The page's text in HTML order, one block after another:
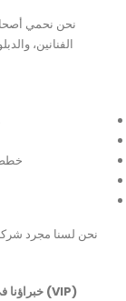
نحن نحمي
الفنانين،
خطط
نحن لسنا مجرد
خبراؤنا في الحماية الشخصية وخدمات الحراسة لكبار الشخصيات (VIP)